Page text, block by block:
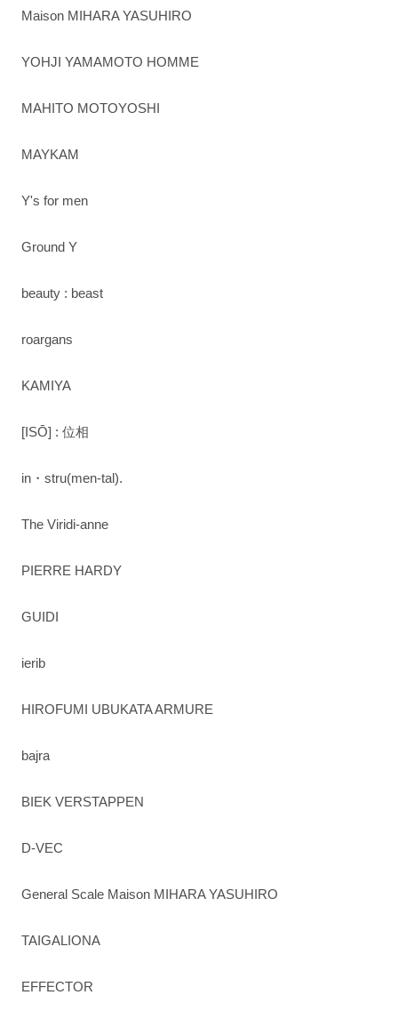
Maison MIHARA YASUHIRO
YOHJI YAMAMOTO HOMME
MAHITO MOTOYOSHI
MAYKAM
Y's for men
Ground Y
beauty : beast
roargans
KAMIYA
[ISŌ] : 位相
in・stru(men-tal).
The Viridi-anne
PIERRE HARDY
GUIDI
ierib
HIROFUMI UBUKATA ARMURE
bajra
BIEK VERSTAPPEN
D-VEC
General Scale Maison MIHARA YASUHIRO
TAIGALIONA
EFFECTOR